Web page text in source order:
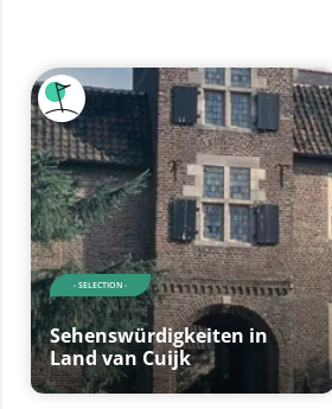
- SELECTION -
Sehenswürdigkeiten in
Land van Cuijk